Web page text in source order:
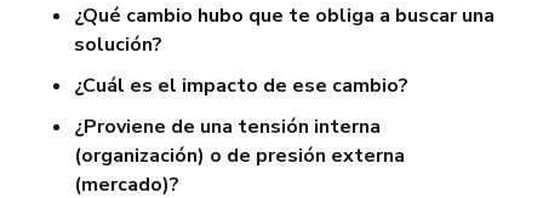
¿Qué cambio hubo que te obliga a buscar una
solución?
¿Cuál es el impacto de ese cambio?
¿Proviene de una tensión interna
(organización) o de presión externa
(mercado)?